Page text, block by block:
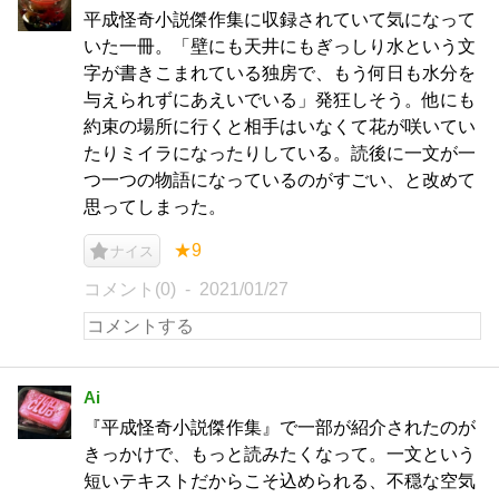
平成怪奇小説傑作集に収録されていて気になって
いた一冊。「壁にも天井にもぎっしり水という文
字が書きこまれている独房で、もう何日も水分を
与えられずにあえいでいる」発狂しそう。他にも
約束の場所に行くと相手はいなくて花が咲いてい
たりミイラになったりしている。読後に一文が一
つ一つの物語になっているのがすごい、と改めて
思ってしまった。
ナイス ★9
コメント(0) 2021/01/27
Ai
『平成怪奇小説傑作集』で一部が紹介されたのが
きっかけで、もっと読みたくなって。一文という
短いテキストだからこそ込められる、不穏な空気